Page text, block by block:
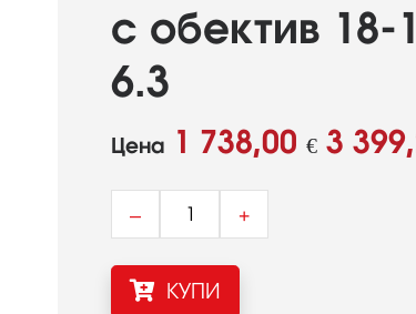
с обектив 18-
6.3
Цена 1 738,00 € 3
– +
КУПИ